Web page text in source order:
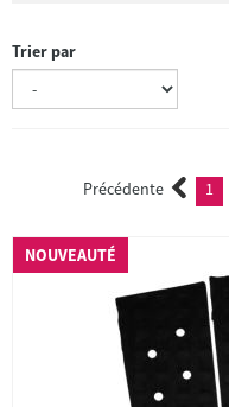
Trier par
Précédente 1
NOUVEAUTÉ